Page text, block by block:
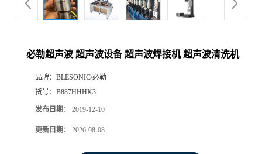
必勒超声波 超声波设备 超声波焊接机 超声波清洗机
品牌： BLESONIC/必勒
货号： B887HHHK3
发布日期： 2019-12-10
更新日期： 2026-08-08